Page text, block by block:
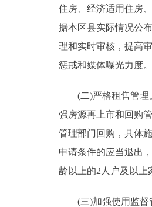
住房、经济适用住房
据本区县实际情况公
理和实时审核，提高
惩戒和媒体曝光力度。
(二)严格租售管理。
强房源再上市和回购
管理部门回购，具体
申请条件的应当退出
龄以上的2人户及以上
(三)加强使用监督管